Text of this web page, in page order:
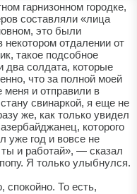
гарнизонном городке,
составляли «лица
это были
отдалении от
такое подсобное
два солдата, которые
что за полной моей
меня и отправили в
свинаркой, я еще не
же, как только увидел
которого
уже год и вовсе не
и работай», — сказал
Я только улыбнулся.
То есть,